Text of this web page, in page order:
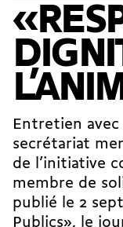
Entretien
secrétariat
de l’initiative
membre de
publié le 2
Publics», le